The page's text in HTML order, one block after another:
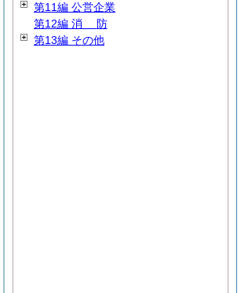
第11編 公営企業
第12編 消 防
第13編 その他